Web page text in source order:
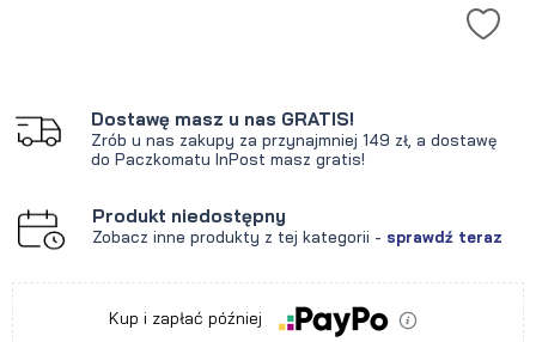
Dostawę masz u nas GRATIS!
Zrób u nas zakupy za przynajmniej 149 zł, a dostawę
do Paczkomatu InPost masz gratis!
Produkt niedostępny
Zobacz inne produkty z tej kategorii - sprawdź teraz
Kup i zapłać później